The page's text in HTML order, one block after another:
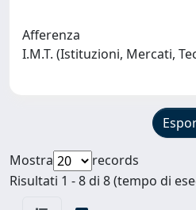
Afferenza
I.M.T. (Istituzioni, Mercati,
Mostra
records
Risultati 1 - 8 di 8 (tempo di